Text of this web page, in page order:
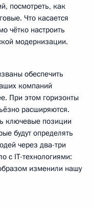
посмотреть, как
Что касается
чётко настроить
модернизации.
обеспечить
компаний
При этом горизонты
расширяются.
ключевые позиции
будут определять
через два-три
с IT-технологиями:
изменили нашу